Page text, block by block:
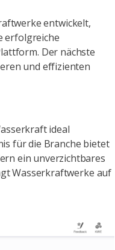
entwickelt,
erfolgreiche
Der nächste
und effizienten
ideal
für die Branche bietet
ein unverzichtbares
Wasserkraftwerke auf